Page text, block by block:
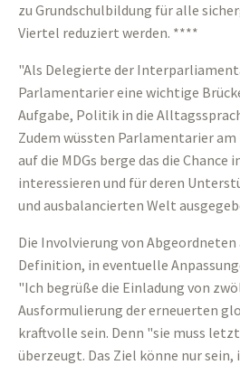
zu Grundschulbildung für alle
Viertel reduziert werden. ****
"Als Delegierte der
Parlamentarier eine wichtige
Aufgabe, Politik in die
Zudem wüssten Parlamentarier
auf die MDGs berge das die
interessieren und für deren
und ausbalancierten Welt
Die Involvierung von
Definition, in eventuelle
"Ich begrüße die Einladung von
Ausformulierung der erneuerten
kraftvolle sein. Denn "sie muss
überzeugt. Das Ziel könne nur